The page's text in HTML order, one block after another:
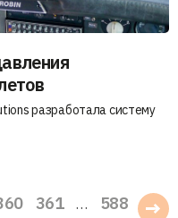
разработала систему
361 … 588